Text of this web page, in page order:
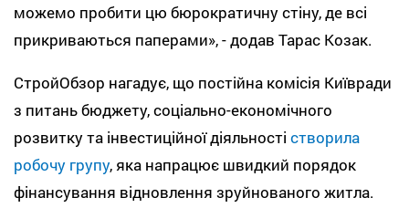
можемо пробити цю бюрократичну стіну, де всі
прикриваються паперами», - додав Тарас Козак.
СтройОбзор нагадує, що постійна комісія Київради
з питань бюджету, соціально-економічного
розвитку та інвестиційної діяльності створила
робочу групу, яка напрацює швидкий порядок
фінансування відновлення зруйнованого житла.